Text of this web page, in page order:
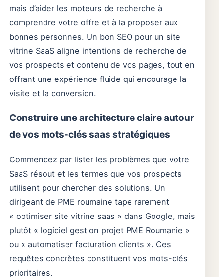
mais d’aider les moteurs de recherche à
comprendre votre offre et à la proposer aux
bonnes personnes. Un bon SEO pour un site
vitrine SaaS aligne intentions de recherche de
vos prospects et contenu de vos pages, tout en
offrant une expérience fluide qui encourage la
visite et la conversion.
Construire une architecture claire autour
de vos mots-clés saas stratégiques
Commencez par lister les problèmes que votre
SaaS résout et les termes que vos prospects
utilisent pour chercher des solutions. Un
dirigeant de PME roumaine tape rarement
« optimiser site vitrine saas » dans Google, mais
plutôt « logiciel gestion projet PME Roumanie »
ou « automatiser facturation clients ». Ces
requêtes concrètes constituent vos mots-clés
prioritaires.